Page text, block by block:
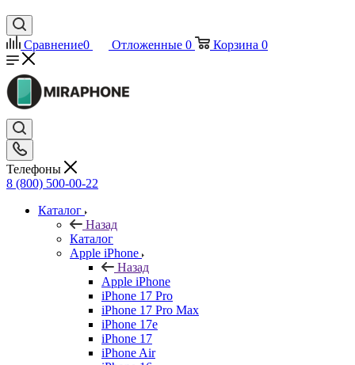
Сравнение0 Отложенные 0 Корзина 0
Телефоны
8 (800) 500-00-22
Каталог
Назад
Каталог
Apple iPhone
Назад
Apple iPhone
iPhone 17 Pro
iPhone 17 Pro Max
iPhone 17e
iPhone 17
iPhone Air